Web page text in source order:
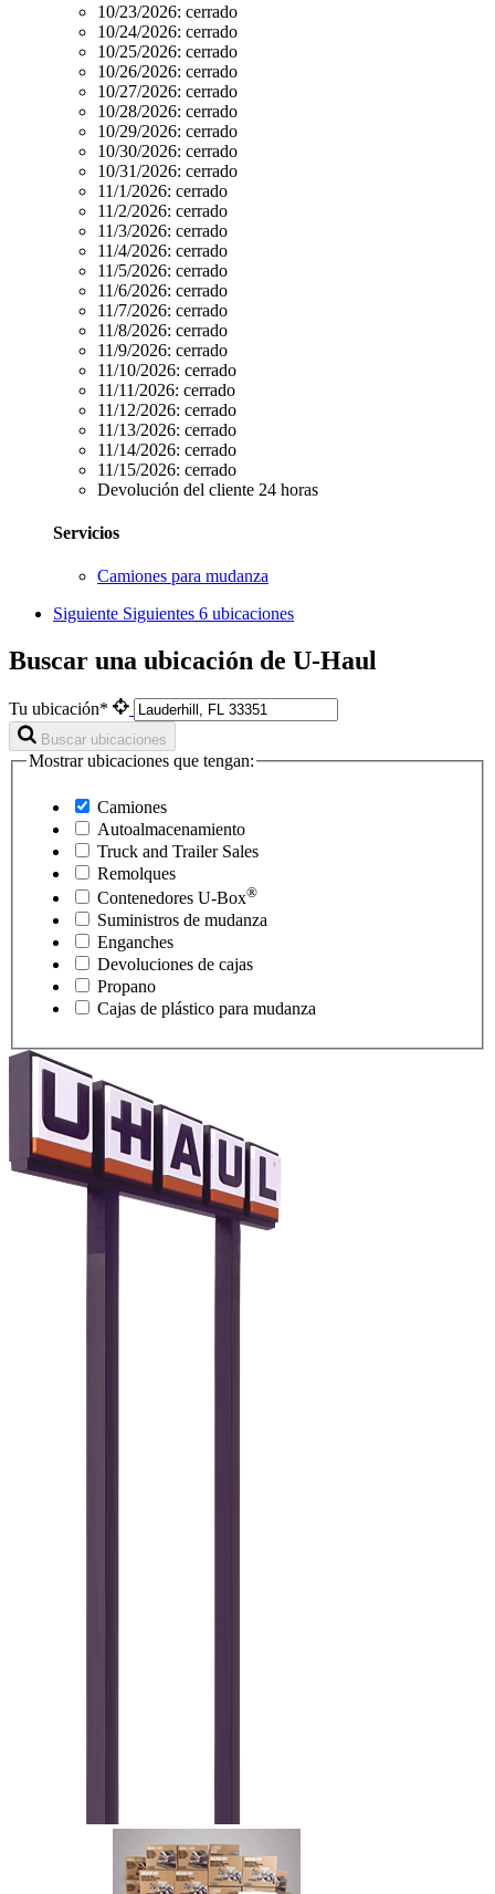
10/23/2026: cerrado
10/24/2026: cerrado
10/25/2026: cerrado
10/26/2026: cerrado
10/27/2026: cerrado
10/28/2026: cerrado
10/29/2026: cerrado
10/30/2026: cerrado
10/31/2026: cerrado
11/1/2026: cerrado
11/2/2026: cerrado
11/3/2026: cerrado
11/4/2026: cerrado
11/5/2026: cerrado
11/6/2026: cerrado
11/7/2026: cerrado
11/8/2026: cerrado
11/9/2026: cerrado
11/10/2026: cerrado
11/11/2026: cerrado
11/12/2026: cerrado
11/13/2026: cerrado
11/14/2026: cerrado
11/15/2026: cerrado
Devolución del cliente 24 horas
Servicios
Camiones para mudanza
Siguiente Siguientes 6 ubicaciones
Buscar una ubicación de U-Haul
Tu ubicación*
Buscar ubicaciones
Mostrar ubicaciones que tengan:
Camiones
Autoalmacenamiento
Truck and Trailer Sales
Remolques
Contenedores U-Box®
Suministros de mudanza
Enganches
Devoluciones de cajas
Propano
Cajas de plástico para mudanza